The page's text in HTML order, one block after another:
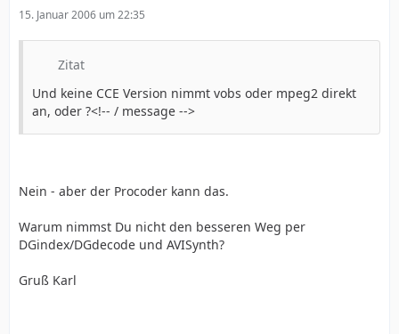
15. Januar 2006 um 22:35
Zitat
Und keine CCE Version nimmt vobs oder mpeg2 direkt
an, oder ?<!-- / message -->
Nein - aber der Procoder kann das.
Warum nimmst Du nicht den besseren Weg per
DGindex/DGdecode und AVISynth?
Gruß Karl